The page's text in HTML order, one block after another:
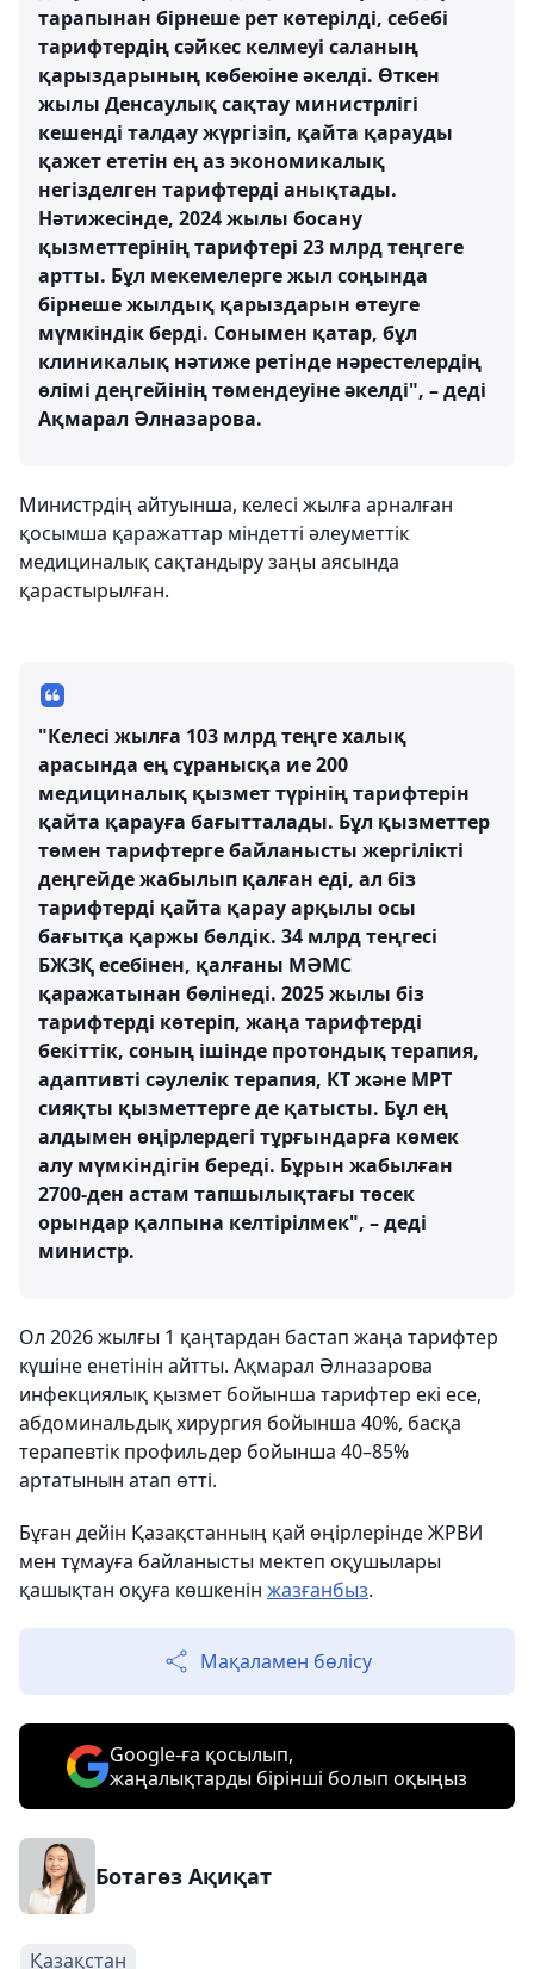
тарапынан бірнеше рет көтерілді, себебі
тарифтердің сәйкес келмеуі саланың
қарыздарының көбеюіне әкелді. Өткен
жылы Денсаулық сақтау министрлігі
кешенді талдау жүргізіп, қайта қарауды
қажет ететін ең аз экономикалық
негізделген тарифтерді анықтады.
Нәтижесінде, 2024 жылы босану
қызметтерінің тарифтері 23 млрд теңгеге
артты. Бұл мекемелерге жыл соңында
бірнеше жылдық қарыздарын өтеуге
мүмкіндік берді. Сонымен қатар, бұл
клиникалық нәтиже ретінде нәрестелердің
өлімі деңгейінің төмендеуіне әкелді", – деді
Ақмарал Әлназарова.
Министрдің айтуынша, келесі жылға арналған
қосымша қаражаттар міндетті әлеуметтік
медициналық сақтандыру заңы аясында
қарастырылған.
"Келесі жылға 103 млрд теңге халық
арасында ең сұранысқа ие 200
медициналық қызмет түрінің тарифтерін
қайта қарауға бағытталады. Бұл қызметтер
төмен тарифтерге байланысты жергілікті
деңгейде жабылып қалған еді, ал біз
тарифтерді қайта қарау арқылы осы
бағытқа қаржы бөлдік. 34 млрд теңгесі
БЖЗҚ есебінен, қалғаны МӘМС
қаражатынан бөлінеді. 2025 жылы біз
тарифтерді көтеріп, жаңа тарифтерді
бекіттік, соның ішінде протондық терапия,
адаптивті сәулелік терапия, КТ және МРТ
сияқты қызметтерге де қатысты. Бұл ең
алдымен өңірлердегі тұрғындарға көмек
алу мүмкіндігін береді. Бұрын жабылған
2700-ден астам тапшылықтағы төсек
орындар қалпына келтірілмек", – деді
министр.
Ол 2026 жылғы 1 қаңтардан бастап жаңа тарифтер
күшіне енетінін айтты. Ақмарал Әлназарова
инфекциялық қызмет бойынша тарифтер екі есе,
абдоминальдық хирургия бойынша 40%, басқа
терапевтік профильдер бойынша 40–85%
артатынын атап өтті.
Бұған дейін Қазақстанның қай өңірлерінде ЖРВИ
мен тұмауға байланысты мектеп оқушылары
қашықтан оқуға көшкенін жазғанбыз.
Мақаламен бөлісу
Google-ға қосылып,
жаңалықтарды бірінші болып оқыңыз
Ботагөз Ақиқат
Қазақстан